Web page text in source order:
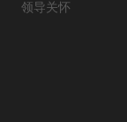
领导关怀